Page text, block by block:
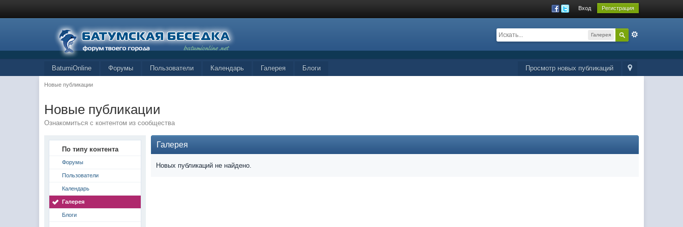
Вход Регистрация
Галерея
Просмотр новых публикаций
BatumiOnline Форумы Пользователи Календарь Галерея Блоги
Новые публикации
Новые публикации
Ознакомиться с контентом из сообщества
По типу контента
Форумы
Пользователи
Календарь
Галерея
Блоги
Галерея
Новых публикаций не найдено.